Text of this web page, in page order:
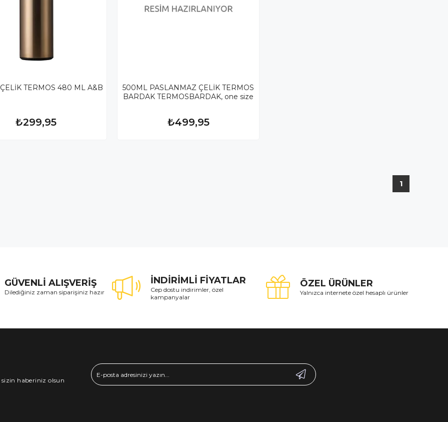
TERMOS 480 ML A&B
₺299,95
500ML PASLANMAZ ÇELİK TERMOS
BARDAK TERMOSBARDAK, one size
₺499,95
1
GÜVENLİ ALIŞVERİŞ
Dilediğiniz zaman siparişiniz hazır
İNDİRİMLİ FİYATLAR
Cep dostu indirimler, özel
kampanyalar
ÖZEL ÜRÜNLER
Yalnızca internete özel hesaplı ürünler
haberiniz olsun